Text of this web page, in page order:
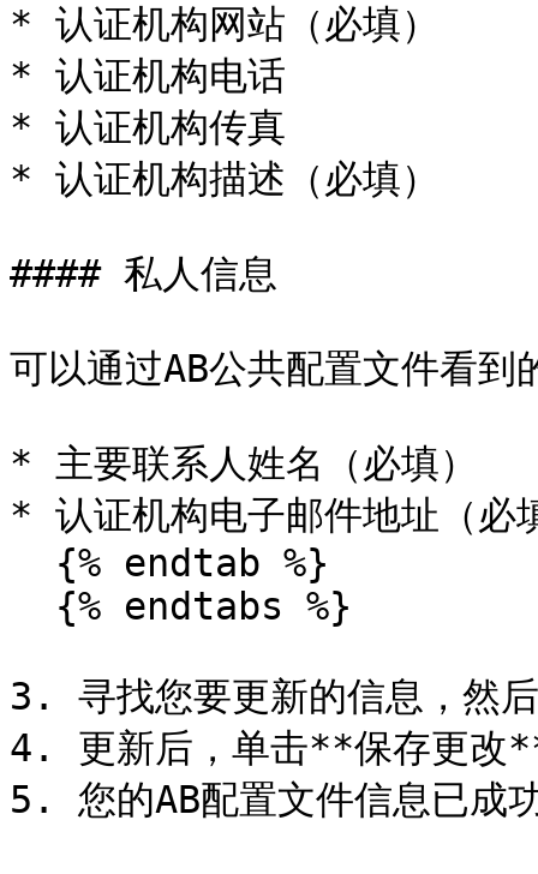
* 认证机构网站（必填）
* 认证机构电话
* 认证机构传真
* 认证机构描述（必填）
#### 私人信息
可以通过AB公共配置文件看到
* 主要联系人姓名（必填）
* 认证机构电子邮件地址（必
3. 寻找您要更新的信息，然
4. 更新后，单击**保存更改
5. 您的AB配置文件信息已成